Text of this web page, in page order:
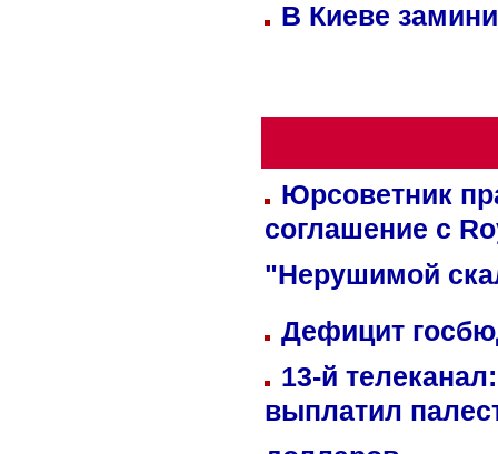
В Киеве
Юрсоветник
соглашение с
"Нерушимой
Дефицит
13-й
выплатил